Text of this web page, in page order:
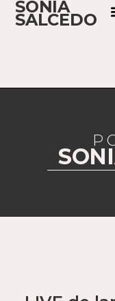
SONIA
SALCEDO